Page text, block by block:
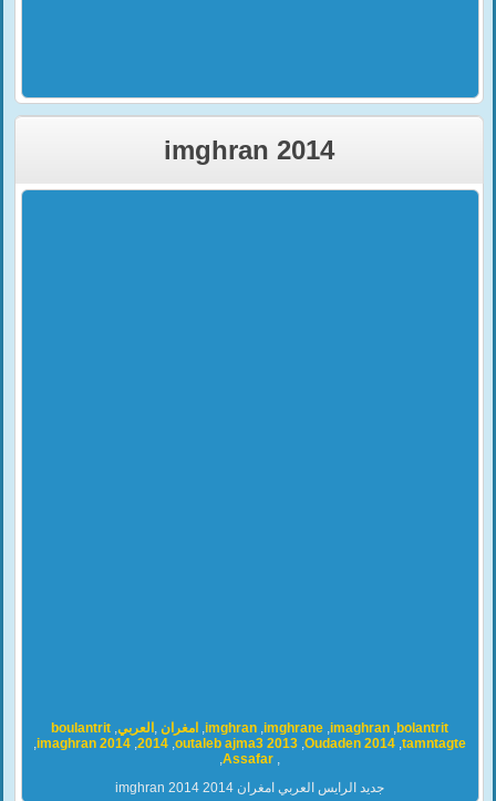
imghran 2014
boulantrit , امغران, العربي ,imghran ,imghrane ,imaghran ,bolantrit
,imaghran 2014 ,2014 ,outaleb ajma3 2013 ,Oudaden 2014 ,tamntagte
,Assafar ,
imghran 2014 جديد الرايس العربي امغران 2014